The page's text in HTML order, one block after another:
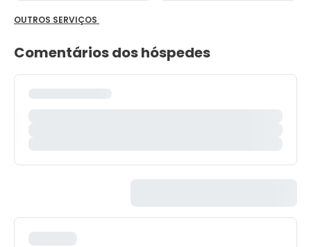
OUTROS SERVIÇOS
Comentários dos hóspedes